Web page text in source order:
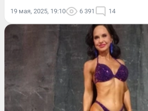
19 мая, 2025, 19:10 6 391 14